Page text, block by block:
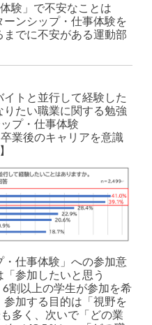
験」で不安なことは
ーンシップ・仕事体験を
でに不安がある運動部
トと並行して経験した
たい職業に関する勉強
プ・仕事体験
業後のキャリアを意識
仕事体験」への参加意
参加したいと思う
6割以上の学生が参加を希
加する目的は「視野を
多く、次いで「どの業